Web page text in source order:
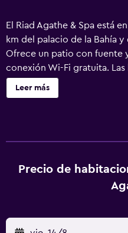
El Riad Agathe & Spa está
km del palacio de la Bahía
Ofrece un patio con fuente
conexión Wi-Fi gratuita.
acondicionado, calefacción,
con ducha y bañera. Cada
excursiones. En las
público de pago. Bajo
Leer más
Precio de